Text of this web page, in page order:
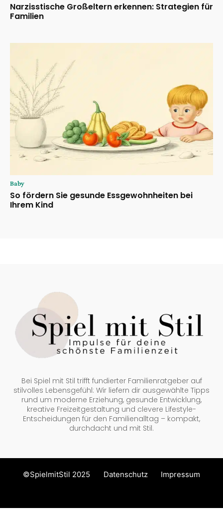
Narzisstische Großeltern erkennen: Strategien für
Familien
Baby
So fördern Sie gesunde Essgewohnheiten bei
Ihrem Kind
Bei Spiel mit Stil trifft fundierter Familienratgeber auf
stilvolles Lebensgefühl: Wir liefern dir ausgewählte Tipps
rund um moderne Erziehung, gesunde Entwicklung,
kreative Freizeitgestaltung und clevere Lifestyle-
Entscheidungen für den Familienalltag – kompakt,
durchdacht und mit Stil.
©SpielmitStil 2025 Datenschutz Impressum